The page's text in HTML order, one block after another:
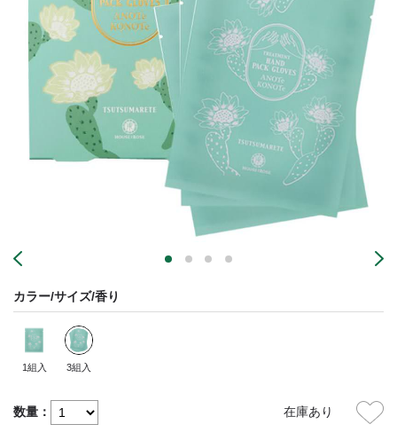
数量： 在庫あり
カラー/サイズ/香り
1組入 3組入